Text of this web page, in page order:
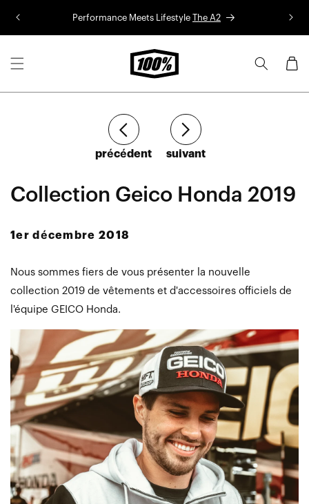
Performance Meets Lifestyle The A2
Panier
Collection Geico Honda 2019
1er décembre 2018
Article
précédent Article
suivant
Nous sommes fiers de vous présenter la nouvelle
collection 2019 de vêtements et d'accessoires officiels de
l'équipe GEICO Honda.